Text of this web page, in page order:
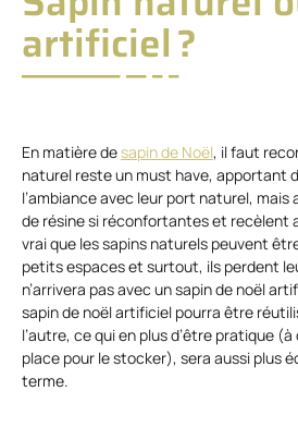
artificiel ?
En matière desapin de Noël, il faut
naturel reste un must have, apportant
l’ambiance avec leur port naturel, mais
de résine si réconfortantes et recèlent
vrai que les sapins naturels peuvent
petits espaces et surtout, ils perdent
n’arrivera pas avec un sapin de noël
sapin de noël artificiel pourra être
l’autre, ce qui en plus d’être pratique (à
place pour le stocker), sera aussi plus
terme.